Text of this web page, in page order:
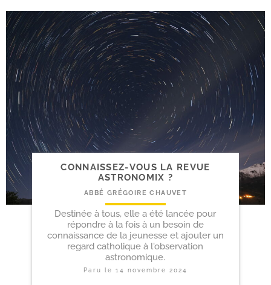
CONNAISSEZ-​VOUS LA REVUE
ASTRONOMIX ?
ABBÉ GRÉGOIRE CHAUVET
Destinée à tous, elle a été lancée pour
répondre à la fois à un besoin de
connaissance de la jeunesse et ajouter un
regard catholique à l'observation
astronomique.
Paru le 14 novembre 2024